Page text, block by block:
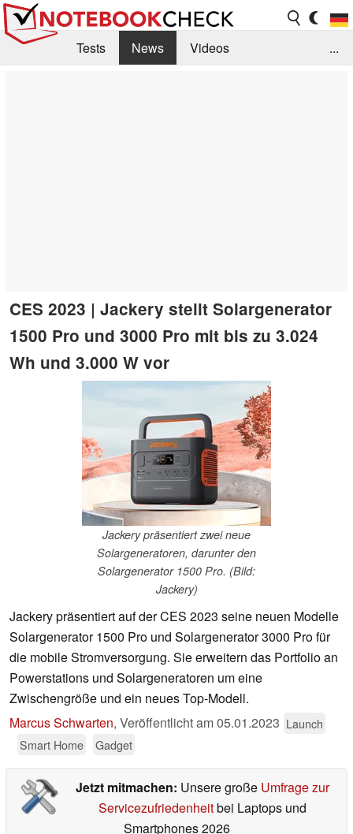
Tests News
Videos
...
CES 2023 | Jackery stellt Solargenerator
1500 Pro und 3000 Pro mit bis zu 3.024
Wh und 3.000 W vor
Jackery präsentiert zwei neue
Solargeneratoren, darunter den
Solargenerator 1500 Pro. (Bild:
Jackery)
Jackery präsentiert auf der CES 2023 seine neuen Modelle
Solargenerator 1500 Pro und Solargenerator 3000 Pro für
die mobile Stromversorgung. Sie erweitern das Portfolio an
Powerstations und Solargeneratoren um eine
Zwischengröße und ein neues Top-Modell.
Marcus Schwarten, Veröffentlicht am05.01.2023 Launch
Smart Home
Gadget
Jetzt mitmachen: Unsere große Umfrage zur
Servicezufriedenheitbei Laptops und
Smartphones 2026